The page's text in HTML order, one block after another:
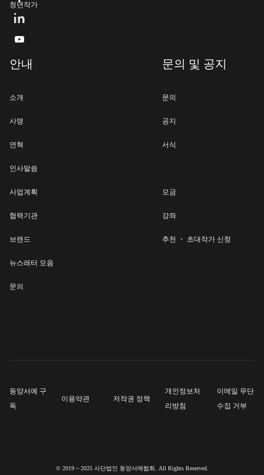
청년작가
안내
소개
사명
연혁
인사말씀
사업계획
협력기관
브랜드
뉴스레터 모음
문의
문의 및 공지
문의
공지
서식
모금
강좌
추천 ・ 초대작가 신청
동양서예 구
독
이용약관 저작권 정책
개인정보처
리방침
이메일 무단
수집 거부
© 2019 ~ 2025 사단법인 동양서예협회. All Rights Reserved.
